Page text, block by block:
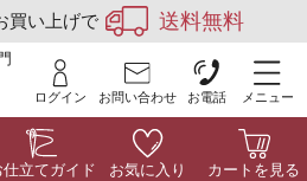
買い上げで 送料無料
ログイン お問い合わせ お電話 メニュー
仕立てガイド お気に入り カートを見る